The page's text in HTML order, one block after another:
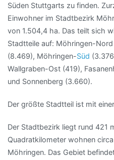
Süden Stuttgarts zu finden.
Einwohner im Stadtbezirk
von 1.504,4 ha. Das teilt sich
Stadtteile auf: Möhringen-
(8.469), Möhringen-Süd
Wallgraben-Ost (419),
und Sonnenberg (3.660).
Der größte Stadtteil ist mit
Der Stadtbezirk liegt rund 421
Quadratkilometer wohnen
Möhringen. Das Gebiet